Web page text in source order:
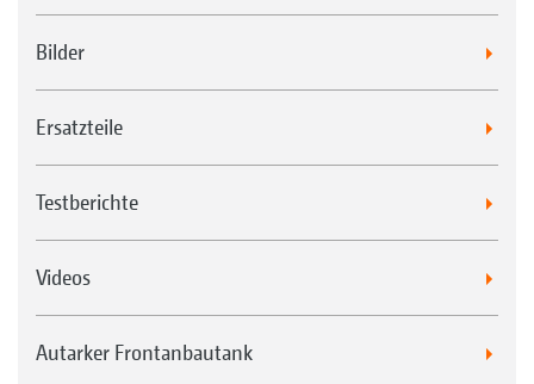
Bilder
Ersatzteile
Testberichte
Videos
Autarker Frontanbautank